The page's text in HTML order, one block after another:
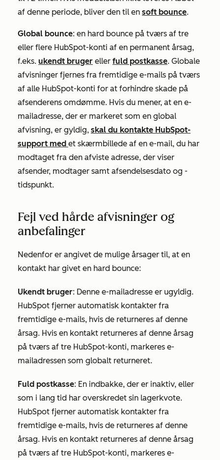
af denne periode, bliver den til en soft bounce.
Global bounce: en hard bounce på tværs af tre
eller flere HubSpot-konti af en permanent årsag,
f.eks. ukendt bruger eller fuld postkasse. Globale
afvisninger fjernes fra fremtidige e-mails på tværs
af alle HubSpot-konti for at forhindre skade på
afsenderens omdømme. Hvis du mener, at en e-
mailadresse, der er markeret som en global
afvisning, er gyldig, skal du kontakte HubSpot-
support med et skærmbillede af en e-mail, du har
modtaget fra den afviste adresse, der viser
afsender, modtager samt afsendelsesdato og -
tidspunkt.
Fejl ved hårde afvisninger og
anbefalinger
Nedenfor er angivet de mulige årsager til, at en
kontakt har givet en hard bounce:
Ukendt bruger: Denne e-mailadresse er ugyldig.
HubSpot fjerner automatisk kontakter fra
fremtidige e-mails, hvis de returneres af denne
årsag. Hvis en kontakt returneres af denne årsag
på tværs af tre HubSpot-konti, markeres e-
mailadressen som globalt returneret.
Fuld postkasse: En indbakke, der er inaktiv, eller
som i lang tid har overskredet sin lagerkvote.
HubSpot fjerner automatisk kontakter fra
fremtidige e-mails, hvis de returneres af denne
årsag. Hvis en kontakt returneres af denne årsag
på tværs af tre HubSpot-konti, markeres e-